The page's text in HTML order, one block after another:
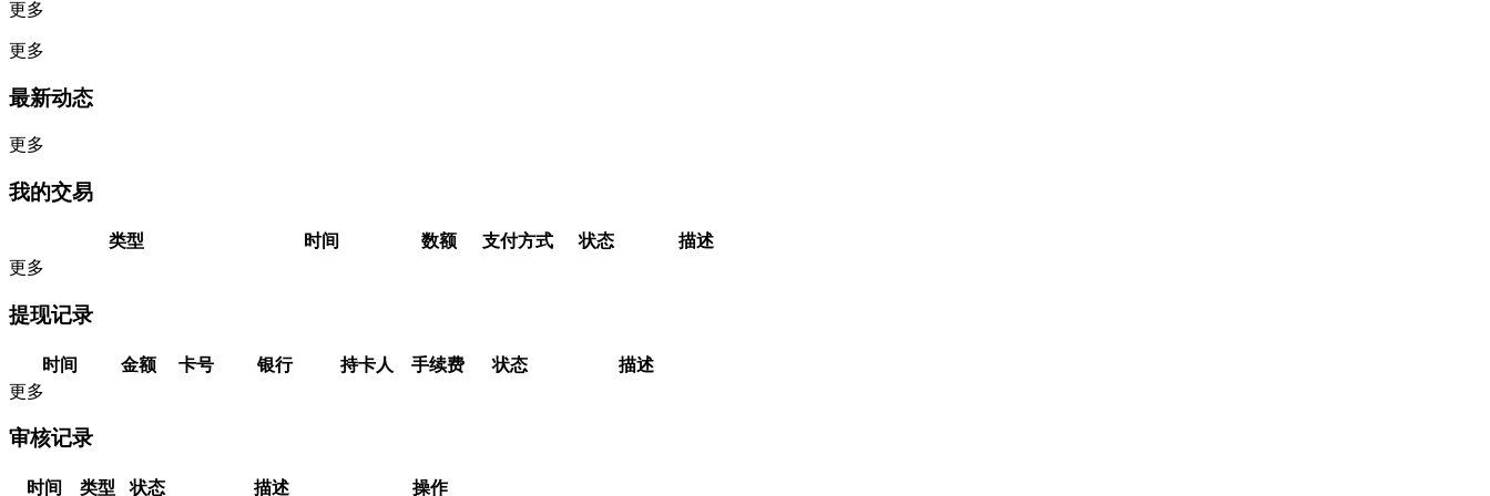
更多
更多
最新动态
更多
我的交易
类型 时间 数额 支付方式 状态
描述
更多
提现记录
时间 金额 卡号 银行 持卡人 手续费 状态
描述
更多
审核记录
时间 类型 状态 描述 操作